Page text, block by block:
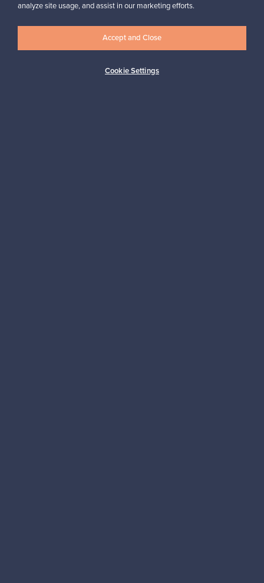
Aitoa designia Turvalliset maksut
analyze site usage, and assist in our marketing efforts.
Cookie Settings
Accept and Close